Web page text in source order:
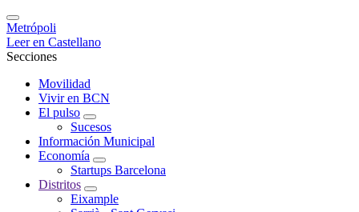
Metrópoli
Leer en Castellano
Secciones
Movilidad
Vivir en BCN
El pulso
Sucesos
Información Municipal
Economía
Startups Barcelona
Distritos
Eixample